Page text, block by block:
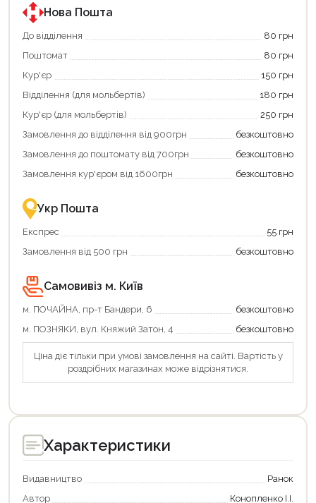
програмою
єКнига.
Використовуйте
карту
щоб
зекономити
та
отримати
переваги!
картою
єКнига
–
зручно
та
програмою
«Національний
кешбек».
покупку
«Національний
кешбек»
та
отримуйте
повернення
Економте
більше
разом
державною
підтримкою!
Нова Пошта
До відділення
80 грн
Поштомат
80 грн
Кур'єр
150 грн
Відділення (для мольбертів)
180 грн
Кур'єр (для мольбертів)
250 грн
Замовлення до відділення від 900грн
безкоштовно
Замовлення до поштомату від 700грн
безкоштовно
Замовлення кур'єром від 1600грн
безкоштовно
Укр Пошта
Експрес
55 грн
Замовлення від 500 грн
безкоштовно
Самовивіз м. Київ
м. ПОЧАЙНА, пр-т Бандери, 6
безкоштовно
м. ПОЗНЯКИ, вул. Княжий Затон, 4
безкоштовно
Ціна діє тільки при умові замовлення на сайті. Вартість у
роздрібних магазинах може відрізнятися.
Характеристики
Видавництво
Ранок
Автор
Конопленко І.І.